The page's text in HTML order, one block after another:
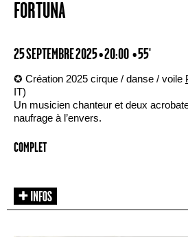
FORTUNA
25 SEPTEMBRE 2025 • 20:00 • 55'
✪ Création 2025 cirque / danse / voile
IT)
Un musicien chanteur et deux
naufrage à l’envers.
COMPLET